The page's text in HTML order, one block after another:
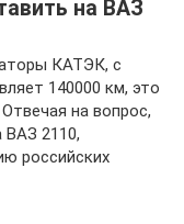
на ВАЗ
КАТЭК, с
140000 км, это
на вопрос,
ВАЗ 2110,
российских